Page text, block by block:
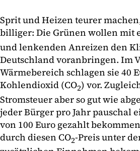
Sprit und Heizen teurer
billiger: Die Grünen wollen mit
und lenkenden Anreizen den
Deutschland voranbringen. Im
Wärmebereich schlagen sie 40
Kohlendioxid (CO2) vor.
Stromsteuer aber so gut wie
jeder Bürger pro Jahr pauschal
von 100 Euro gezahlt
durch diesen CO2-Preis unter